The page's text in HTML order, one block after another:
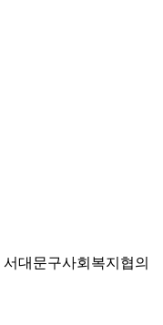
서대문구사회복지협의